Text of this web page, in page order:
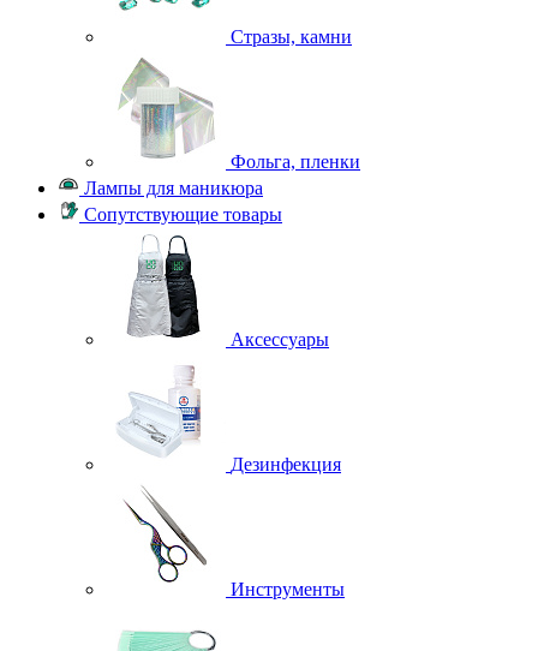
Стразы, камни
Фольга, пленки
Лампы для маникюра
Сопутствующие товары
Аксессуары
Дезинфекция
Инструменты